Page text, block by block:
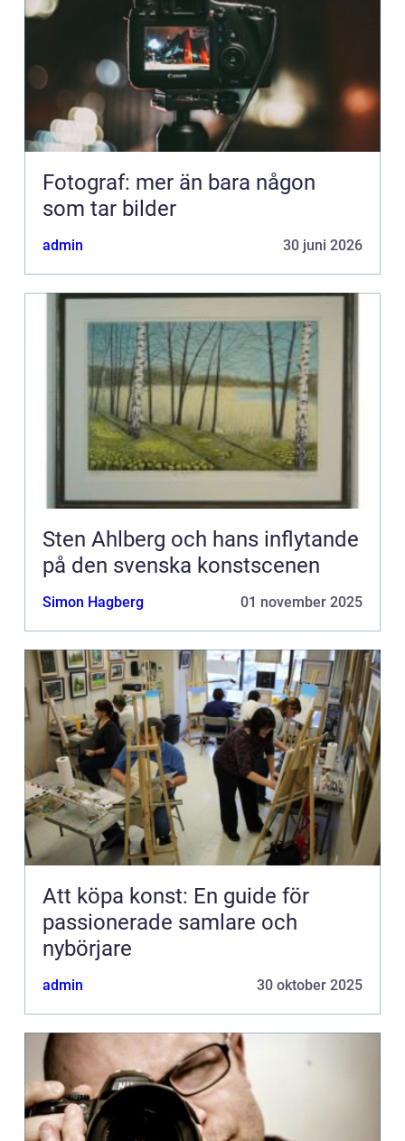
Fotograf: mer än bara någon
som tar bilder
admin 30 juni 2026
Sten Ahlberg och hans inflytande
på den svenska konstscenen
Simon Hagberg 01 november 2025
Att köpa konst: En guide för
passionerade samlare och
nybörjare
admin 30 oktober 2025